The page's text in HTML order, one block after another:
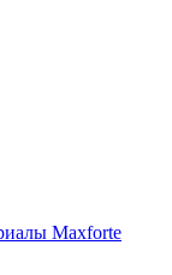
Maxforte